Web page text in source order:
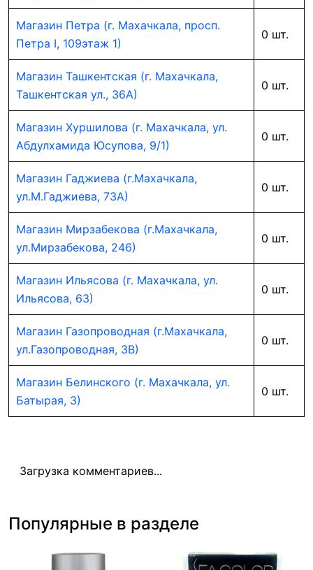
Магазин Петра (г. Махачкала, просп.
Петра I, 109этаж 1)
0 шт.
Магазин Ташкентская (г. Махачкала,
Ташкентская ул., 36А)
0 шт.
Магазин Хуршилова (г. Махачкала, ул.
Абдулхамида Юсупова, 9/1)
0 шт.
Магазин Гаджиева (г.Махачкала,
ул.М.Гаджиева, 73А)
0 шт.
Магазин Мирзабекова (г.Махачкала,
ул.Мирзабекова, 246)
0 шт.
Магазин Ильясова (г. Махачкала, ул.
Ильясова, 63)
0 шт.
Магазин Газопроводная (г.Махачкала,
ул.Газопроводная, 3В)
0 шт.
Магазин Белинского (г. Махачкала, ул.
Батырая, 3)
0 шт.
Загрузка комментариев...
Популярные в разделе